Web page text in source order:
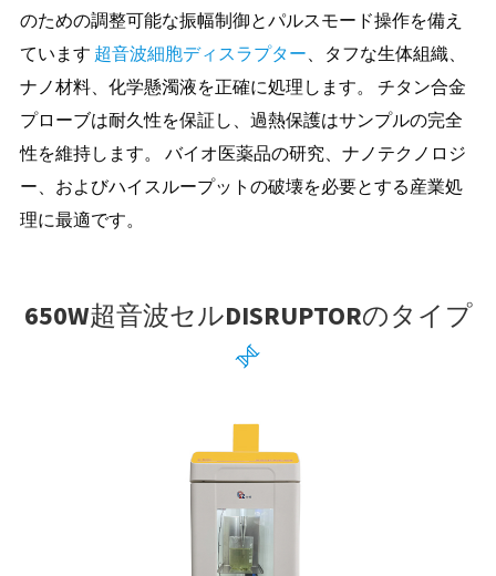
のための調整可能な振幅制御とパルスモード操作を備え
ています 超音波細胞ディスラプター、タフな生体組織、
ナノ材料、化学懸濁液を正確に処理します。 チタン合金
プローブは耐久性を保証し、過熱保護はサンプルの完全
性を維持します。 バイオ医薬品の研究、ナノテクノロジ
ー、およびハイスループットの破壊を必要とする産業処
理に最適です。
650W超音波セルDISRUPTORのタイプ
